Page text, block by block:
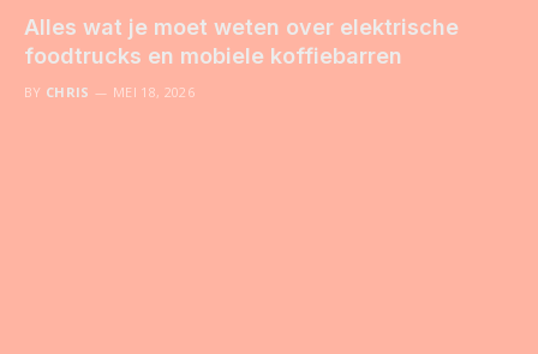
Alles wat je moet weten over elektrische
foodtrucks en mobiele koffiebarren
BY CHRIS MEI 18, 2026